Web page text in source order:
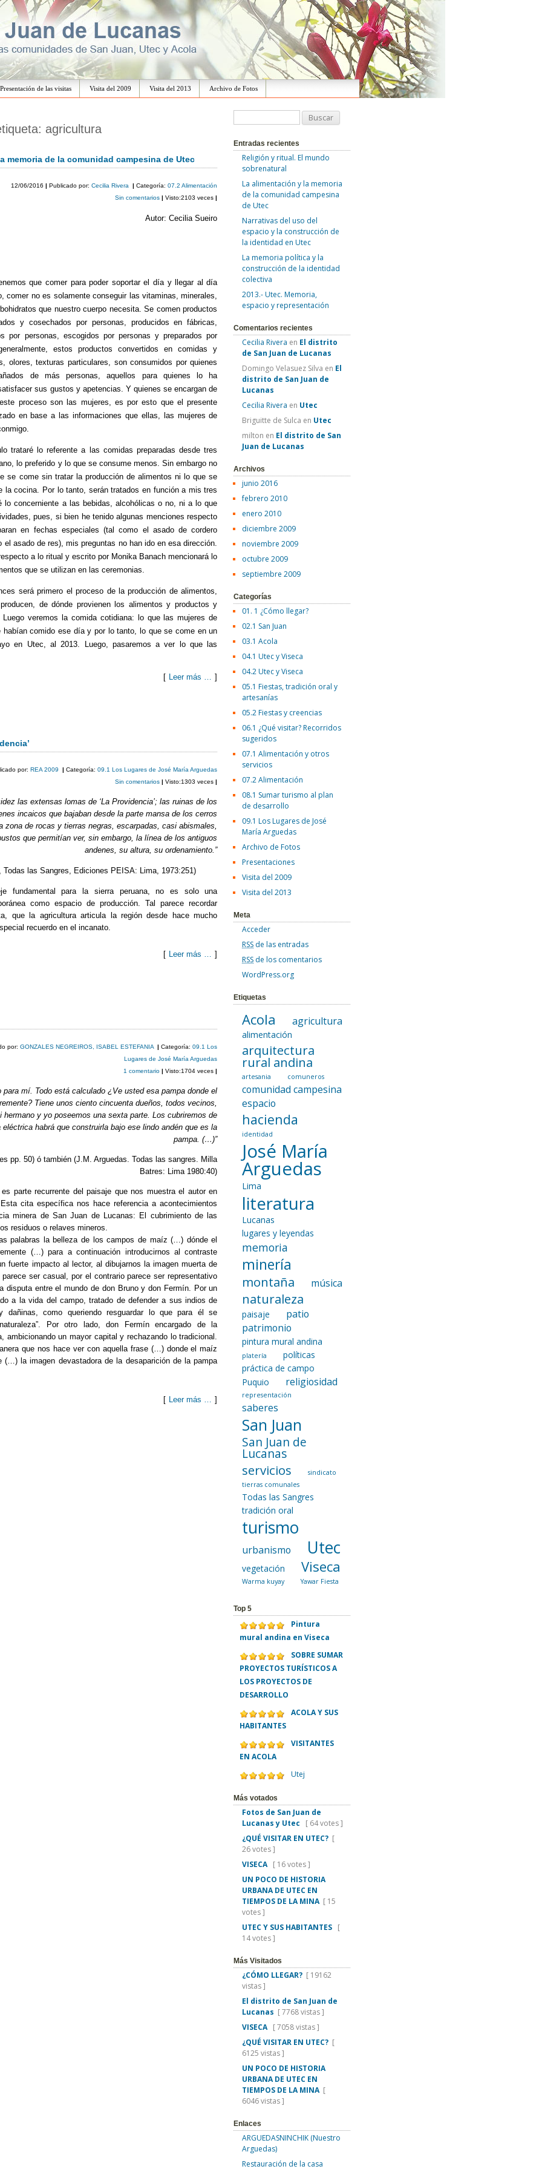
Ir
Presentación de las visitas Visita del 2009 Visita del 2013 Archivo de Fotos
agricultura
memoria de la comunidad campesina de Utec
12/06/2016 | Publicado por:Cecilia Rivera |Categoría:07.2 Alimentación
Sin comentarios| Visto:2103 veces|
Autor: Cecilia Sueiro
que comer para poder soportar el día y llegar al día
comer no es solamente conseguir las vitaminas, minerales,
que nuestro cuerpo necesita. Se comen productos
y cosechados por personas, producidos en fábricas,
por personas, escogidos por personas y preparados por
estos productos convertidos en comidas y
olores, texturas particulares, son consumidos por quienes
de más personas, aquellos para quienes lo ha
sus gustos y apetencias. Y quienes se encargan de
proceso son las mujeres, es por esto que el presente
en base a las informaciones que ellas, las mujeres de
trataré lo referente a las comidas preparadas desde tres
lo preferido y lo que se consume menos. Sin embargo no
se come sin tratar la producción de alimentos ni lo que se
la cocina. Por lo tanto, serán tratados en función a mis tres
lo concerniente a las bebidas, alcohólicas o no, ni a lo que
pues, si bien he tenido algunas menciones respecto
en fechas especiales (tal como el asado de cordero
el asado de res), mis preguntas no han ido en esa dirección.
a lo ritual y escrito por Monika Banach mencionará lo
que se utilizan en las ceremonias.
será primero el proceso de la producción de alimentos,
de dónde provienen los alimentos y productos y
Luego veremos la comida cotidiana: lo que las mujeres de
habían comido ese día y por lo tanto, lo que se come en un
en Utec, al 2013. Luego, pasaremos a ver lo que las
[ Leer más … ]
por:REA 2009 |Categoría:09.1 Los Lugares de José María Arguedas
Sin comentarios| Visto:1303 veces|
las extensas lomas de ‘La Providencia’; las ruinas de los
incaicos que bajaban desde la parte mansa de los cerros
zona de rocas y tierras negras, escarpadas, casi abismales,
que permitían ver, sin embargo, la línea de los antiguos
andenes, su altura, su ordenamiento.”
Todas las Sangres, Ediciones PEISA: Lima, 1973:251)
fundamental para la sierra peruana, no es solo una
como espacio de producción. Tal parece recordar
que la agricultura articula la región desde hace mucho
recuerdo en el incanato.
[ Leer más … ]
por:GONZALES NEGREIROS, ISABEL ESTEFANIA |Categoría:09.1 Los
Lugares de José María Arguedas
1 comentario| Visto:1704 veces|
para mí. Todo está calculado ¿Ve usted esa pampa donde el
Tiene unos ciento cincuenta dueños, todos vecinos,
hermano y yo poseemos una sexta parte. Los cubriremos de
eléctrica habrá que construirla bajo ese lindo andén que es la
pampa. (…)”
pp. 50) ó también (J.M. Arguedas. Todas las sangres. Milla
Batres: Lima 1980:40)
es parte recurrente del paisaje que nos muestra el autor en
Esta cita específica nos hace referencia a acontecimientos
minera de San Juan de Lucanas: El cubrimiento de las
residuos o relaves mineros.
palabras la belleza de los campos de maíz (…) dónde el
(…) para a continuación introducirnos al contraste
fuerte impacto al lector, al dibujarnos la imagen muerta de
ser casual, por el contrario parece ser representativo
disputa entre el mundo de don Bruno y don Fermín. Por un
a la vida del campo, tratado de defender a sus indios de
dañinas, como queriendo resguardar lo que para él se
Por otro lado, don Fermín encargado de la
ambicionando un mayor capital y rechazando lo tradicional.
que nos hace ver con aquella frase (…) donde el maíz
(…) la imagen devastadora de la desaparición de la pampa
[ Leer más … ]
sEntradas recientes
Religión y ritual. El mundo
sobrenatural
La alimentación y la memoria
de la comunidad campesina
de Utec
Narrativas del uso del
espacio y la construcción de
la identidad en Utec
La memoria política y la
construcción de la identidad
colectiva
2013.- Utec. Memoria,
espacio y representación
Comentarios recientes
Cecilia Rivera en El distrito
de San Juan de Lucanas
Domingo Velasuez Silva en El
distrito de San Juan de
Lucanas
Cecilia Rivera en Utec
Briguitte de Sulca en Utec
milton en El distrito de San
Juan de Lucanas
Archivos
junio 2016
febrero 2010
enero 2010
diciembre 2009
noviembre 2009
octubre 2009
septiembre 2009
Categorías
01. 1 ¿Cómo llegar?
02.1 San Juan
03.1 Acola
04.1 Utec y Viseca
04.2 Utec y Viseca
05.1 Fiestas, tradición oral y
artesanías
05.2 Fiestas y creencias
06.1 ¿Qué visitar? Recorridos
sugeridos
07.1 Alimentación y otros
servicios
07.2 Alimentación
08.1 Sumar turismo al plan
de desarrollo
09.1 Los Lugares de José
María Arguedas
Archivo de Fotos
Presentaciones
Visita del 2009
Visita del 2013
Meta
Acceder
RSS de las entradas
RSS de los comentarios
WordPress.org
Etiquetas
Acola agricultura
alimentación
arquitectura
rural andina
artesania comuneros
comunidad campesina
espacio
hacienda
identidad
José María
Arguedas
Lima
literatura
Lucanas
lugares y leyendas
memoria
minería
montaña música
naturaleza
paisaje
patio
patrimonio
pintura mural andina
platería
políticas
práctica de campo
Puquio
religiosidad
representación
saberes
San Juan
San Juan de
Lucanas
servicios
sindicato
tierras comunales
Todas las Sangres
tradición oral
turismo
urbanismo Utec
vegetación Viseca
Warma kuyay Yawar Fiesta
Top 5
Pintura
mural andina en Viseca
SOBRE SUMAR
PROYECTOS TURÍSTICOS A
LOS PROYECTOS DE
DESARROLLO
ACOLA Y SUS
HABITANTES
VISITANTES
EN ACOLA
Utej
Más votados
Fotos de San Juan de
Lucanas y Utec
[ 64 votes ]
¿QUÉ VISITAR EN UTEC? [
26 votes ]
VISECA [ 16 votes ]
UN POCO DE HISTORIA
URBANA DE UTEC EN
TIEMPOS DE LA MINA[ 15
votes ]
UTEC Y SUS HABITANTES [
14 votes ]
Más Visitados
¿CÓMO LLEGAR? [ 19162
vistas ]
El distrito de San Juan de
Lucanas [ 7768 vistas ]
VISECA [ 7058 vistas ]
¿QUÉ VISITAR EN UTEC? [
6125 vistas ]
UN POCO DE HISTORIA
URBANA DE UTEC EN
TIEMPOS DE LA MINA[
6046 vistas ]
Enlaces
ARGUEDASNINCHIK (Nuestro
Arguedas)
Restauración de la casa